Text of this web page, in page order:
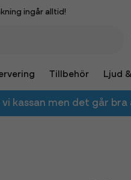
ingår alltid!
Tillbehör Ljud
kassan men det går bra